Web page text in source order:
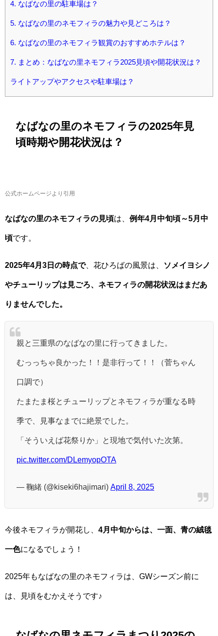
4. なばなの里の駐車場は？
5. なばなの里のネモフィラの魅力や見どころは？
6. なばなの里のネモフィラ観賞のおすすめホテルは？
7. まとめ：なばなの里ネモフィラ2025見頃や開花状況は？
ライトアップやアクセスや駐車場は？
なばなの里のネモフィラの2025年見
頃時期や開花状況は？
公式ホームページより引用
なばなの里のネモフィラの見頃は、 例年4月中旬頃～5月中
頃です。
2025年4月3日の時点で、花ひろばの風景は、 ソメイヨシノ
やチューリップは見ごろ、ネモフィラの開花状況はまだあ
りませんでした。
親と三重県のなばなの里に行ってきました。
むっっちゃ良かった！！是非行って！！（菅ちゃん
口調で）
たまたま桜とチューリップとネモフィラが重なる時
季で、見事なまでに絶景でした。
「そういえば花祭りか」と現地で気付いた次第。
pic.twitter.com/DLemyopOTA
— 鞠緒 (@kiseki6hajimari) April 8, 2025
今後ネモフィラが開花し、 4月中旬からは、一面、青の絨毯
一色になるでしょう！
2025年もなばなの里のネモフィラは、GWシーズン前に
は、見頃をむかえそうです♪